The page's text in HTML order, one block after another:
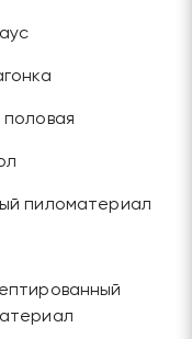
пиломатериал